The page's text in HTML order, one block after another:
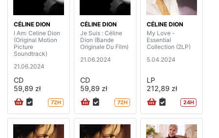
CÉLINE DION
I Am: Celine Dion
(Original Motion
Picture
Soundtrack)
21.06.2024
CD
59,89 zł
72H
CÉLINE DION
Je Suis : Céline
Dion (Bande
Originale Du Film)
21.06.2024
CD
59,89 zł
72H
CÉLINE DION
My Love -
Essential
Collection (2LP)
5.04.2024
LP
212,89 zł
24H